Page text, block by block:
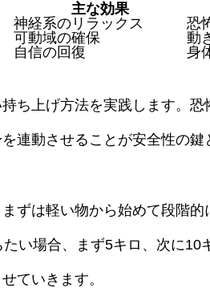
主な効果
神経系のリラックス
恐
可動域の確保
動
自信の回復
身
ち上げ方法を実践します。
連動させることが安全性の鍵
ずは軽い物から始めて段階
い場合、まず5キロ、次に10
ていきます。